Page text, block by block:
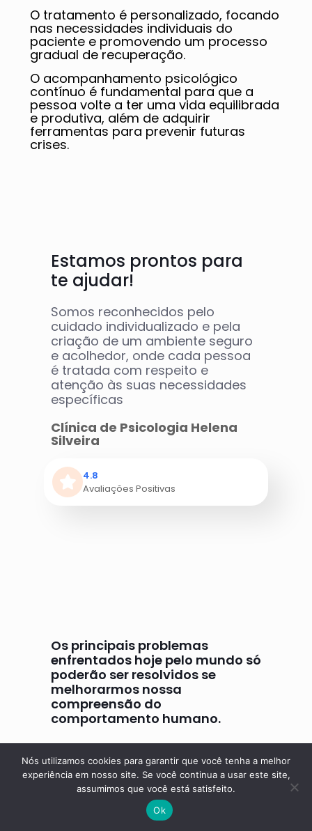
O tratamento é personalizado, focando
nas necessidades individuais do
paciente e promovendo um processo
gradual de recuperação.
O acompanhamento psicológico
contínuo é fundamental para que a
pessoa volte a ter uma vida equilibrada
e produtiva, além de adquirir
ferramentas para prevenir futuras
crises.
Estamos prontos para
te ajudar!
Somos reconhecidos pelo
cuidado individualizado e pela
criação de um ambiente seguro
e acolhedor, onde cada pessoa
é tratada com respeito e
atenção às suas necessidades
específicas
Clínica de Psicologia Helena
Silveira
4.8
Avaliações Positivas
Os principais problemas
enfrentados hoje pelo mundo só
poderão ser resolvidos se
melhorarmos nossa
compreensão do
comportamento humano.
B. F. Skinner
Nós utilizamos cookies para garantir que você tenha a melhor
experiência em nosso site. Se você continua a usar este site,
assumimos que você está satisfeito.
Ok